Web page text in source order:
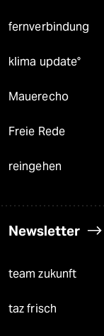
fernverbindung
klima update°
Mauerecho
Freie Rede
reingehen
Newsletter
team zukunft
taz frisch